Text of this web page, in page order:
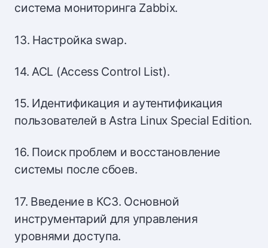
система мониторинга Zabbix.
13. Настройка swap.
14. ACL (Access Control List).
15. Идентификация и аутентификация
пользователей в Astra Linux Special Edition.
16. Поиск проблем и восстановление
системы после сбоев.
17. Введение в КСЗ. Основной
инструментарий для управления
уровнями доступа.